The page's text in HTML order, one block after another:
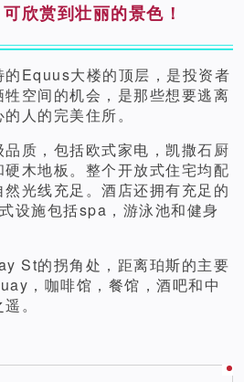
欣赏到壮丽的景色！
Equus大楼的顶层，是投资者
空间的机会，是那些想要逃离
人的完美住所。
质，包括欧式家电，凯撒石厨
木地板。整个开放式住宅均配
光线充足。酒店还拥有充足的
设施包括spa，游泳池和健身
St的拐角处，距离珀斯的主要
，咖啡馆，餐馆，酒吧和中
。